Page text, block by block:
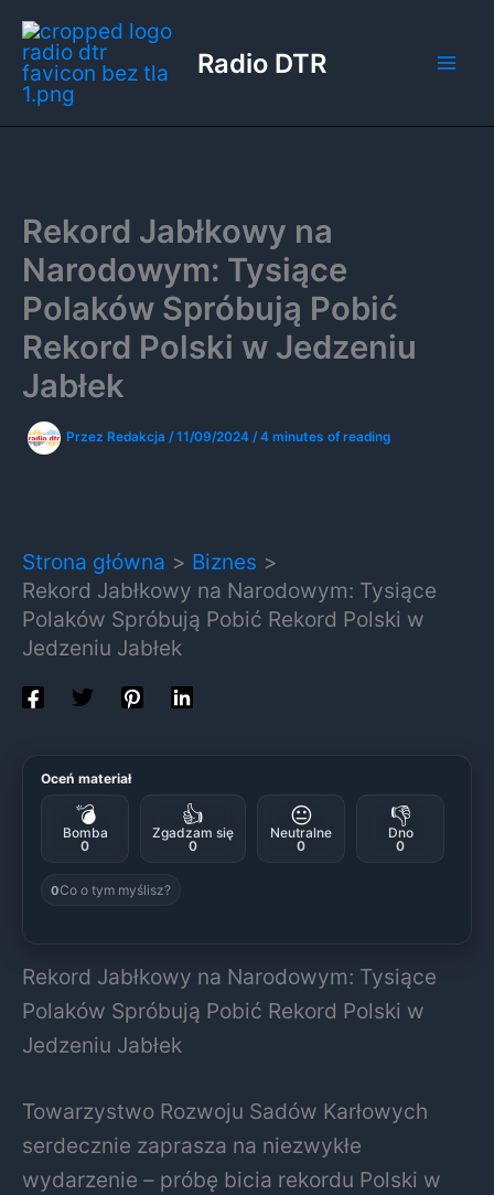
Przejdź
do
treści
Radio DTR
Rekord Jabłkowy na
Narodowym: Tysiące
Polaków Spróbują Pobić
Rekord Polski w Jedzeniu
Jabłek
Przez Redakcja /11/09/2024 /4 minutes of reading
Strona główna
Biznes
Rekord Jabłkowy na Narodowym: Tysiące
Polaków Spróbują Pobić Rekord Polski w
Jedzeniu Jabłek
Oceń materiał
💣
Bomba
0
👍
Zgadzam się
0
😐
Neutralne
0
👎
Dno
0
0Co o tym myślisz?
Rekord Jabłkowy na Narodowym: Tysiące
Polaków Spróbują Pobić Rekord Polski w
Jedzeniu Jabłek
Towarzystwo Rozwoju Sadów Karłowych
serdecznie zaprasza na niezwykłe
wydarzenie – próbę bicia rekordu Polski w